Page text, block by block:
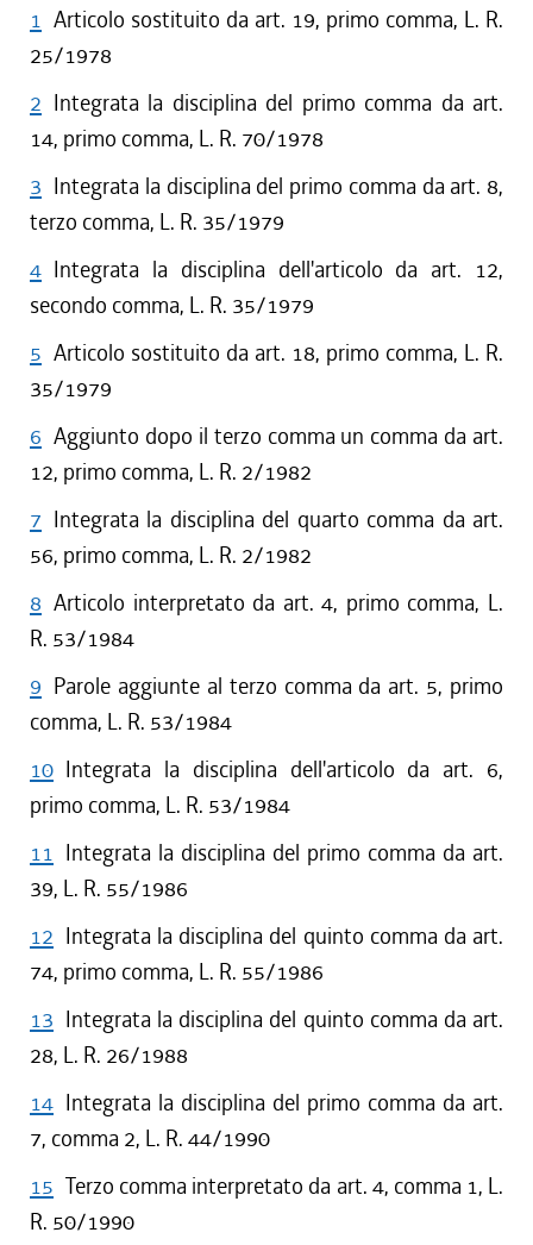
1 Articolo sostituito da art. 19, primo comma, L. R.
25/1978
2 Integrata la disciplina del primo comma da art.
14, primo comma, L. R. 70/1978
3 Integrata la disciplina del primo comma da art. 8,
terzo comma, L. R. 35/1979
4 Integrata la disciplina dell'articolo da art. 12,
secondo comma, L. R. 35/1979
5 Articolo sostituito da art. 18, primo comma, L. R.
35/1979
6 Aggiunto dopo il terzo comma un comma da art.
12, primo comma, L. R. 2/1982
7 Integrata la disciplina del quarto comma da art.
56, primo comma, L. R. 2/1982
8 Articolo interpretato da art. 4, primo comma, L.
R. 53/1984
9 Parole aggiunte al terzo comma da art. 5, primo
comma, L. R. 53/1984
10 Integrata la disciplina dell'articolo da art. 6,
primo comma, L. R. 53/1984
11 Integrata la disciplina del primo comma da art.
39, L. R. 55/1986
12 Integrata la disciplina del quinto comma da art.
74, primo comma, L. R. 55/1986
13 Integrata la disciplina del quinto comma da art.
28, L. R. 26/1988
14 Integrata la disciplina del primo comma da art.
7, comma 2, L. R. 44/1990
15 Terzo comma interpretato da art. 4, comma 1, L.
R. 50/1990